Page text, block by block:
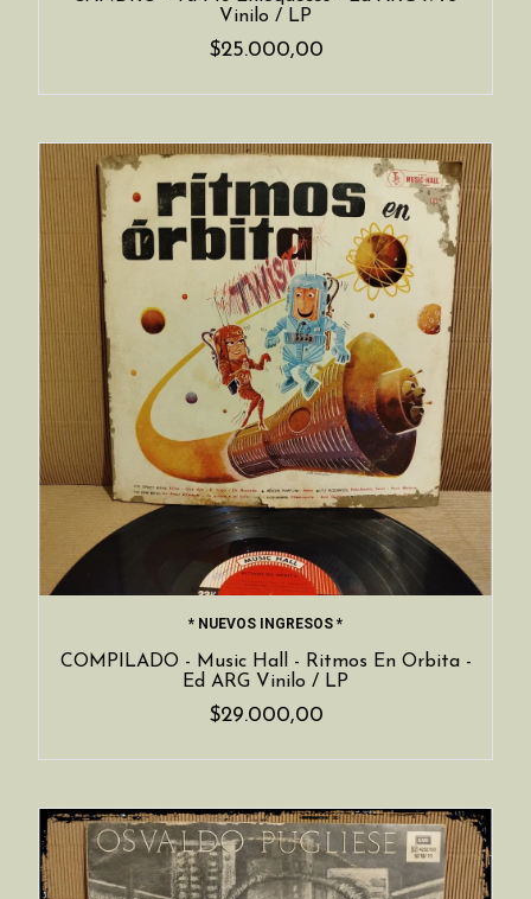
Vinilo / LP
$25.000,00
* NUEVOS INGRESOS *
COMPILADO - Music Hall - Ritmos En Orbita -
Ed ARG Vinilo / LP
$29.000,00